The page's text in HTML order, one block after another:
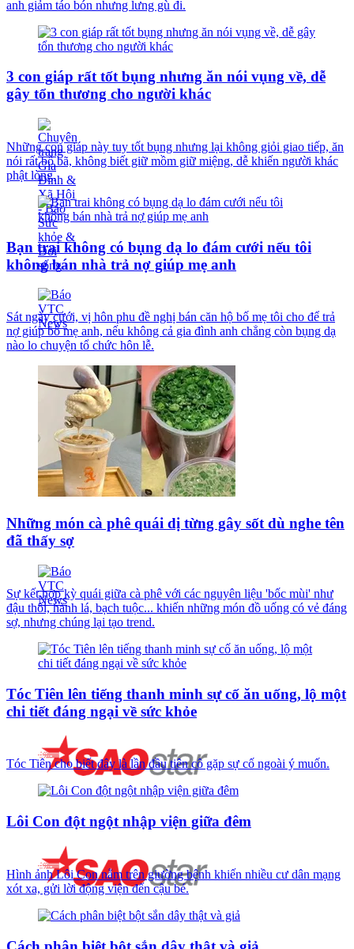
anh giảm táo bón nhưng lưng gù đi.
3 con giáp rất tốt bụng nhưng ăn nói vụng về, dễ
gây tổn thương cho người khác
Những con giáp này tuy tốt bụng nhưng lại không giỏi giao tiếp, ăn
nói rất bỗ bã, không biết giữ mồm giữ miệng, dễ khiến người khác
phật lòng.
Bạn trai không có bụng dạ lo đám cưới nếu tôi
không bán nhà trả nợ giúp mẹ anh
Sát ngày cưới, vị hôn phu đề nghị bán căn hộ bố mẹ tôi cho để trả
nợ giúp bố mẹ anh, nếu không cả gia đình anh chẳng còn bụng dạ
nào lo chuyện tổ chức hôn lễ.
Những món cà phê quái dị từng gây sốt dù nghe tên
đã thấy sợ
Sự kết hợp kỳ quái giữa cà phê với các nguyên liệu 'bốc mùi' như
đậu thối, hành lá, bạch tuộc... khiến những món đồ uống có vẻ đáng
sợ, nhưng chúng lại tạo trend.
Tóc Tiên lên tiếng thanh minh sự cố ăn uống, lộ một
chi tiết đáng ngại về sức khỏe
Tóc Tiên cho biết đây là lần đầu tiên cô gặp sự cố ngoài ý muốn.
Lôi Con đột ngột nhập viện giữa đêm
Hình ảnh Lôi Con nằm trên giường bệnh khiến nhiều cư dân mạng
xót xa, gửi lời động viện đến cậu bé.